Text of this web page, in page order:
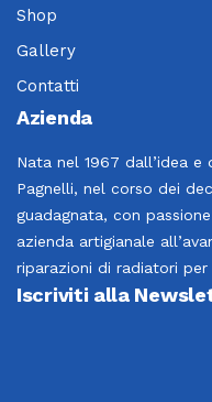
Shop
Gallery
Contatti
Azienda
Nata nel 1967 dall’idea
Pagnelli, nel corso dei
guadagnata, con
azienda artigianale
riparazioni di radiatori
Iscriviti alla